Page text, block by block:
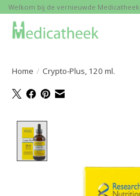
Welkom bij de vernieuwde Medicatheek
Home / Crypto-Plus, 120 ml.